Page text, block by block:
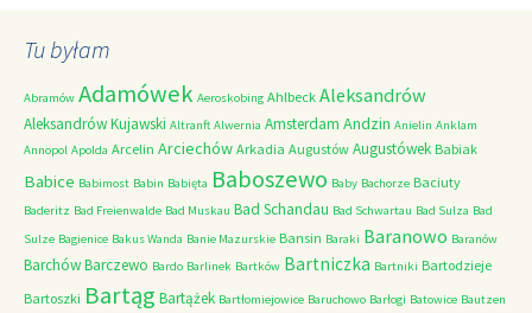
Tu byłam
Abramów Adamówek Aeroskobing Ahlbeck Aleksandrów
Aleksandrów Kujawski Altranft Alwernia Amsterdam Andzin Anielin Anklam
Annopol Apolda Arcelin Arciechów Arkadia Augustów Augustówek Babiak
Babice Babimost Babin Babięta Baboszewo Baby Bachorze Baciuty
Baderitz Bad Freienwalde Bad Muskau Bad Schandau Bad Schwartau Bad Sulza Bad
Sulze Bagienice Bakus Wanda Banie Mazurskie Bansin Baraki Baranowo Baranów
BarchówBarczewo Bardo Barlinek Bartków Bartniczka Bartniki Bartodzieje
Bartoszki Bartąg Bartążek Bartłomiejowice Baruchowo Barłogi Batowice Bautzen